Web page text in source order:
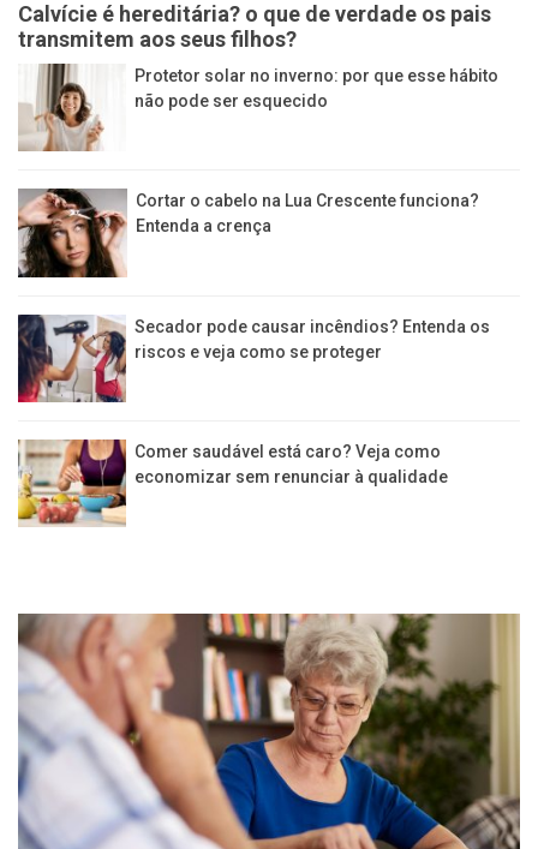
Calvície é hereditária? o que de verdade os pais
transmitem aos seus filhos?
Protetor solar no inverno: por que esse hábito
não pode ser esquecido
Cortar o cabelo na Lua Crescente funciona?
Entenda a crença
Secador pode causar incêndios? Entenda os
riscos e veja como se proteger
Comer saudável está caro? Veja como
economizar sem renunciar à qualidade